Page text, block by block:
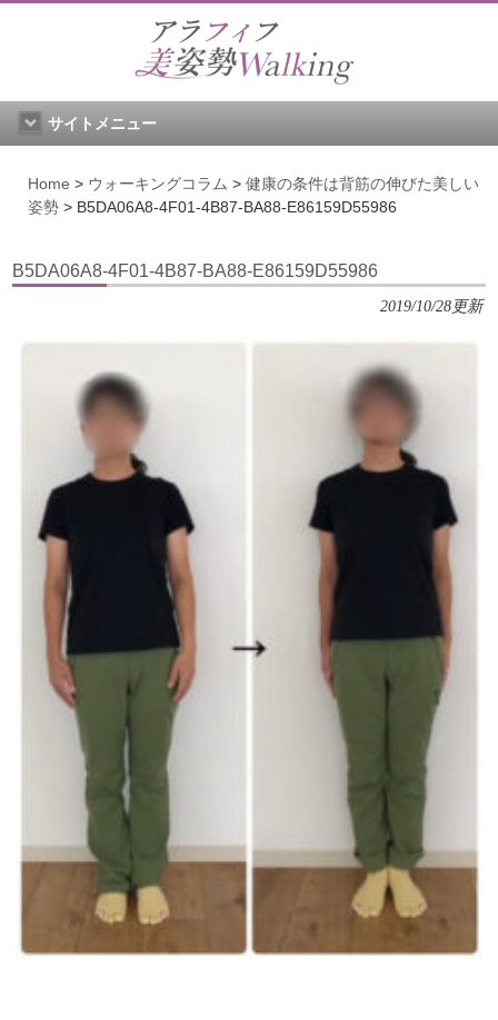
サイトメニュー
Home > ウォーキングコラム > 健康の条件は背筋の伸びた美しい
姿勢 > B5DA06A8-4F01-4B87-BA88-E86159D55986
B5DA06A8-4F01-4B87-BA88-E86159D55986
2019/10/28更新